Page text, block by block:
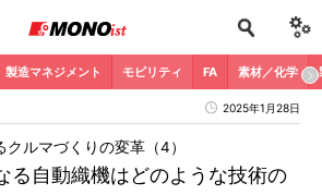
製造マネジメント モビリティ FA 素材／化学
2025年1月28日
る自動織機はどのような技術の
クルマづくりの変革（4）